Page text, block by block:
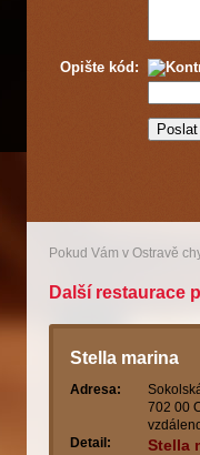
Opište kód:
Pokud Vám v Ostravě
Další restaurace
Stella marina
Adresa:
702 00
Detail:
Stella